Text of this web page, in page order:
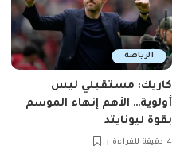
الرياضة
كاريك: مستقبلي ليس
أولوية… الأهم إنهاء الموسم
بقوة ليونايتد
4 دقيقة للقراءة